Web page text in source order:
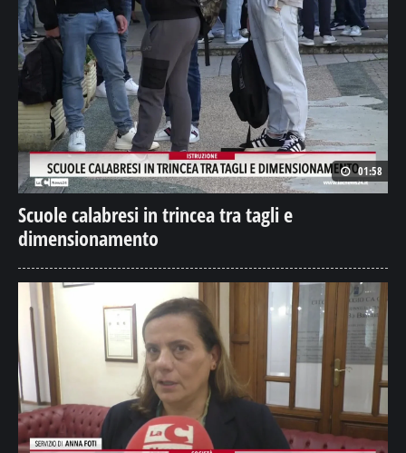
01:58
Scuole calabresi in trincea tra tagli e
dimensionamento